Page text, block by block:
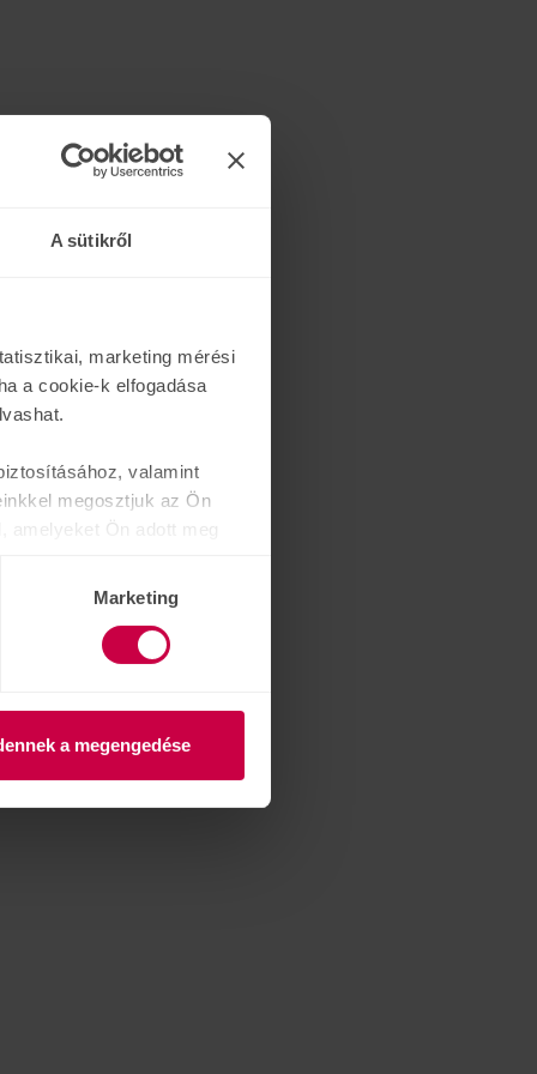
A sütikről
marketing mérési
a cookie-k elfogadása
valamint
megosztjuk az Ön
Ön adott meg
Marketing
a megengedése